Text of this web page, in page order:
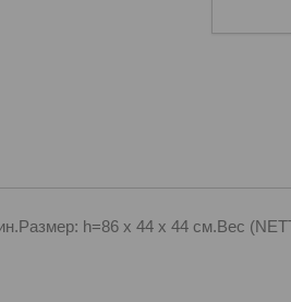
h=86 х 44 х 44 см.Вес